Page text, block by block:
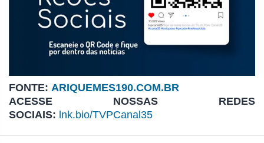
FONTE: ARIQUEMES190.COM.BR
ACESSE NOSSAS REDES
SOCIAIS: lnk.bio/TVPCanal35